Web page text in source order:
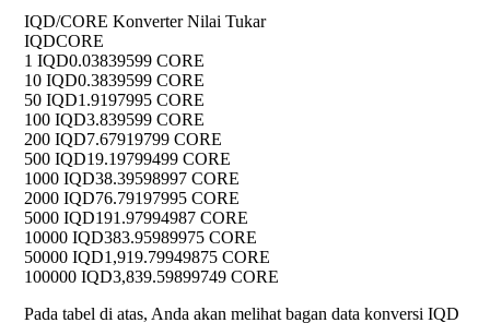
IQD/CORE Konverter Nilai Tukar
IQDCORE
1 IQD0.03839599 CORE
10 IQD0.3839599 CORE
50 IQD1.9197995 CORE
100 IQD3.839599 CORE
200 IQD7.67919799 CORE
500 IQD19.19799499 CORE
1000 IQD38.39598997 CORE
2000 IQD76.79197995 CORE
5000 IQD191.97994987 CORE
10000 IQD383.95989975 CORE
50000 IQD1,919.79949875 CORE
100000 IQD3,839.59899749 CORE
Pada tabel di atas, Anda akan melihat bagan data konversi IQD